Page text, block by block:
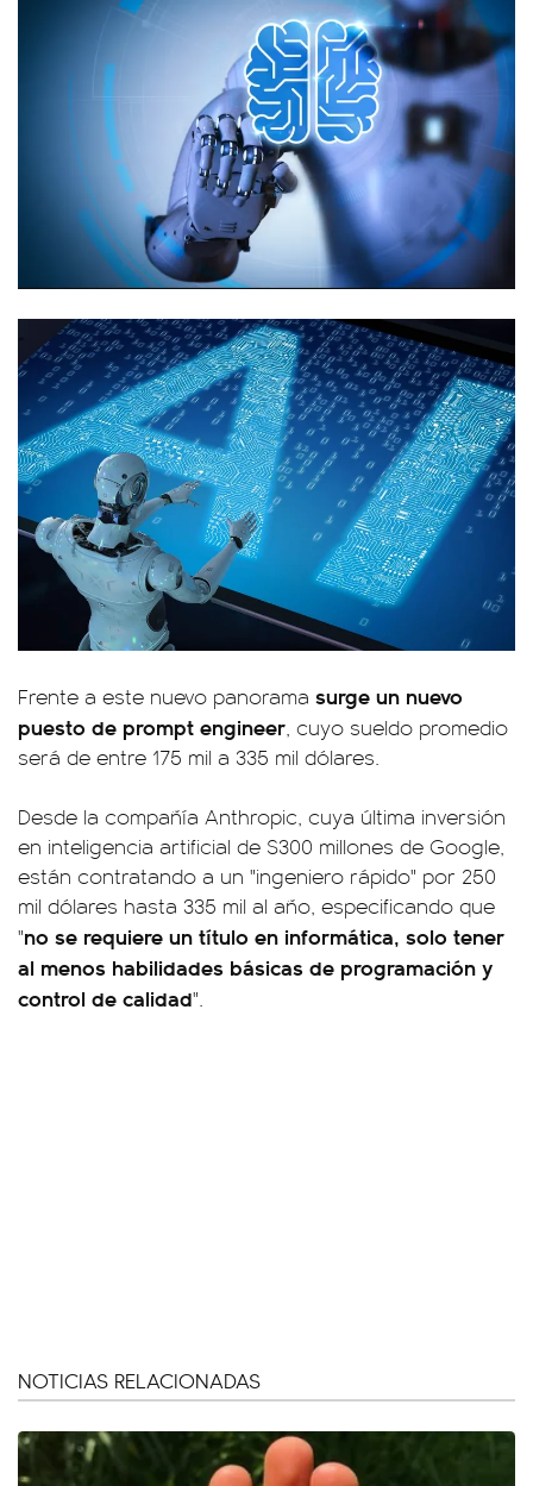
Frente a este nuevo panorama surge un nuevo
puesto de prompt engineer , cuyo sueldo promedio
será de entre 175 mil a 335 mil dólares.
Desde la compañía Anthropic, cuya última inversión
en inteligencia artificial de $300 millones de Google,
están contratando a un "ingeniero rápido" por 250
mil dólares hasta 335 mil al año, especificando que
"no se requiere un título en informática, solo tener
al menos habilidades básicas de programación y
control de calidad".
NOTICIAS RELACIONADAS